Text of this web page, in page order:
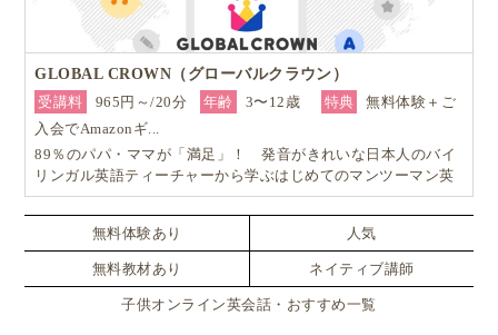
あるとき、Michelleと夫、６歳になる息子は、飛行機
の中で離陸を待っていました。
息子は両親に構ってほしがっていましたが、飛行機の
離陸のときは誰しも心が落ち着かないもので、
Michelleも夫も息子に注意を向けられませんでした。
飛行機が無事離陸してしばらく経ってから、不安そう
にしていた息子に対して、ふと、Michelleは、
GLOBAL CROWN（グローバルクラウン）
受講料
965円～/20分 年齢 3〜12歳 特典
無料体験＋ご
入会でAmazonギ...
89％のパパ・ママが「満足」！ 発音がきれいな日本人のバイ
リンガル英語ティーチャーから学ぶはじめてのマンツーマン英
会話
無料体験あり 人気
無料教材あり ネイティブ講師
子供オンライン英会話・おすすめ一覧